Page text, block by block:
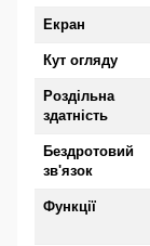
Екран
Кут огляду
Роздільна
здатність
Бездротовий
зв'язок
Функції